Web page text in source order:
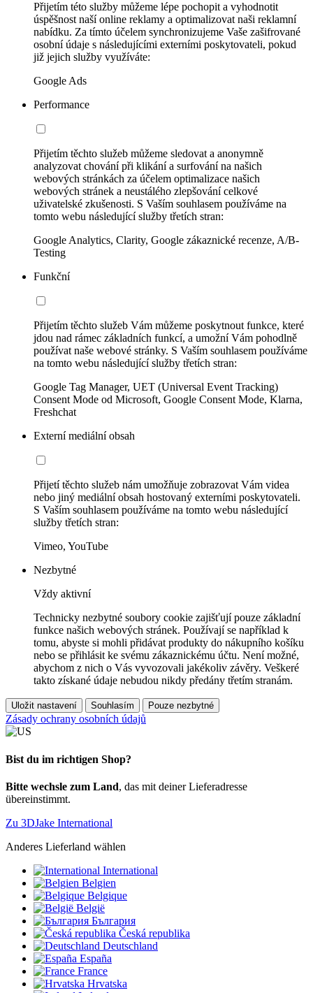
Přijetím této služby můžeme lépe pochopit a vyhodnotit
úspěšnost naší online reklamy a optimalizovat naši reklamní
nabídku. Za tímto účelem synchronizujeme Vaše zašifrované
osobní údaje s následujícími externími poskytovateli, pokud
již jejich služby využíváte:
Google Ads
Performance
Přijetím těchto služeb můžeme sledovat a anonymně
analyzovat chování při klikání a surfování na našich
webových stránkách za účelem optimalizace našich
webových stránek a neustálého zlepšování celkové
uživatelské zkušenosti. S Vaším souhlasem používáme na
tomto webu následující služby třetích stran:
Google Analytics, Clarity, Google zákaznické recenze, A/B-
Testing
Funkční
Přijetím těchto služeb Vám můžeme poskytnout funkce, které
jdou nad rámec základních funkcí, a umožní Vám pohodlně
používat naše webové stránky. S Vaším souhlasem používáme
na tomto webu následující služby třetích stran:
Google Tag Manager, UET (Universal Event Tracking)
Consent Mode od Microsoft, Google Consent Mode, Klarna,
Freshchat
Externí mediální obsah
Přijetí těchto služeb nám umožňuje zobrazovat Vám videa
nebo jiný mediální obsah hostovaný externími poskytovateli.
S Vaším souhlasem používáme na tomto webu následující
služby třetích stran:
Vimeo, YouTube
Nezbytné
Vždy aktivní
Technicky nezbytné soubory cookie zajišťují pouze základní
funkce našich webových stránek. Používají se například k
tomu, abyste si mohli přidávat produkty do nákupního košíku
nebo se přihlásit ke svému zákaznickému účtu. Není možné,
abychom z nich o Vás vyvozovali jakékoliv závěry. Veškeré
takto získané údaje nebudou nikdy předány třetím stranám.
Uložit nastavení Souhlasím Pouze nezbytné
Zásady ochrany osobních údajů
Bist du im richtigen Shop?
Bitte wechsle zum Land, das mit deiner Lieferadresse
übereinstimmt.
Zu 3DJake International
Anderes Lieferland wählen
International
Belgien
Belgique
België
България
Česká republika
Deutschland
España
France
Hrvatska